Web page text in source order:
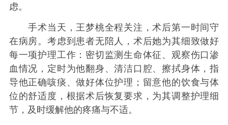
虑。
手术当天，王梦桃全程关注，术后第一时间守
在病房。考虑到患者无陪人，术后她为其细致做好
每一项护理工作：密切监测生命体征、观察伤口渗
血情况，定时为他翻身、清洁口腔、擦拭身体，指
导他正确咳痰、做好体位护理；留意他的饮食与体
位的舒适度，根据术后恢复要求，为其调整护理细
节，及时缓解他的疼痛与不适。